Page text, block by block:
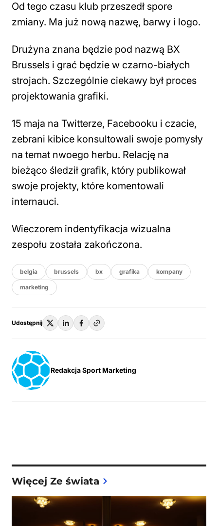
Od tego czasu klub przeszedł spore
zmiany. Ma już nową nazwę, barwy i logo.
Drużyna znana będzie pod nazwą BX
Brussels i grać będzie w czarno-białych
strojach. Szczególnie ciekawy był proces
projektowania grafiki.
15 maja na Twitterze, Facebooku i czacie,
zebrani kibice konsultowali swoje pomysły
na temat nwoego herbu. Relację na
bieżąco śledził grafik, który publikował
swoje projekty, które komentowali
internauci.
Wieczorem indentyfikacja wizualna
zespołu została zakończona.
belgia brussels bx grafika kompany
marketing
Udostępnij
Redakcja Sport Marketing
Więcej Ze świata